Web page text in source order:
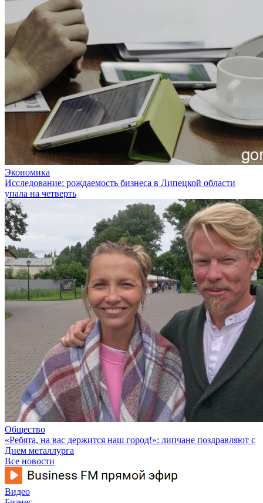
Экономика
Исследование: рождаемость бизнеса в Липецкой области
упала на четверть
Общество
«Ребята, на вас держится наш город!»: липчане поздравляют с
Днем металлурга
Все новости
Видео